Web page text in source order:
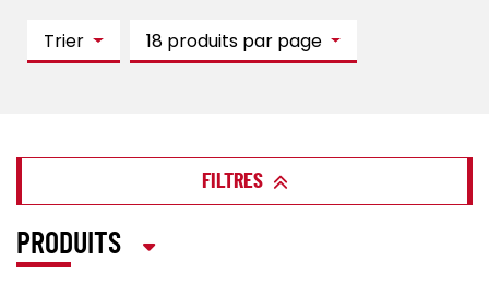
Trier 18 produits par page
FILTRES
PRODUITS